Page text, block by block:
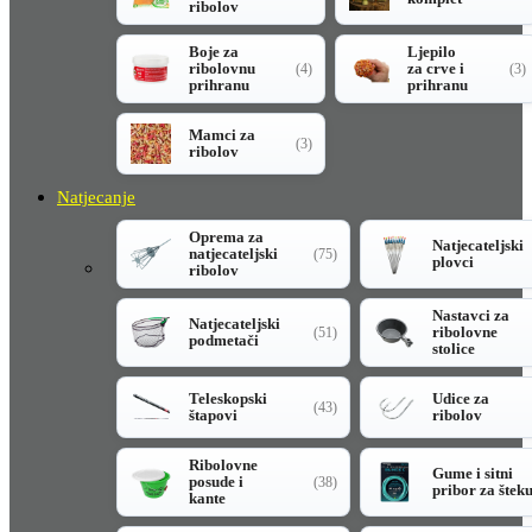
ribolov
Boje za
ribolovnu
prihranu
(4)
Ljepilo
za crve i
prihranu
(3)
Mamci za
ribolov
(3)
Natjecanje
Oprema za
natjecateljski
ribolov
(75)
Natjecateljski
plovci
Natjecateljski
podmetači
(51)
Nastavci za
ribolovne
stolice
Teleskopski
štapovi
(43)
Udice za
ribolov
Ribolovne
posude i
kante
(38)
Gume i sitni
pribor za šteku